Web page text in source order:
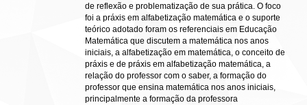
de reflexão e problematização de sua prática. O foco
foi a práxis em alfabetização matemática e o suporte
teórico adotado foram os referenciais em Educação
Matemática que discutem a matemática nos anos
iniciais, a alfabetização em matemática, o conceito de
práxis e de práxis em alfabetização matemática, a
relação do professor com o saber, a formação do
professor que ensina matemática nos anos iniciais,
principalmente a formação da professora